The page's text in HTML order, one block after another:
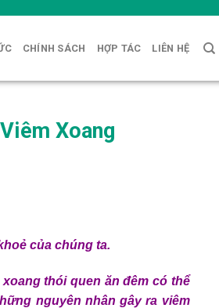
CHÍNH SÁCH HỢP TÁC LIÊN HỆ
Xoang
của chúng ta.
thói quen ăn đêm có thể
nguyên nhân gây ra viêm